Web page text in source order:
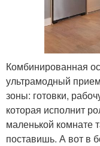
Комбинированная
ультрамодный
зоны: готовки,
которая исполнит
маленькой комнате
поставишь. А вот в